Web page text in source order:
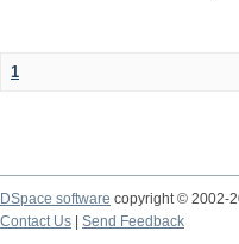
1
DSpace software copyright © 2002-
Contact Us
Send Feedback